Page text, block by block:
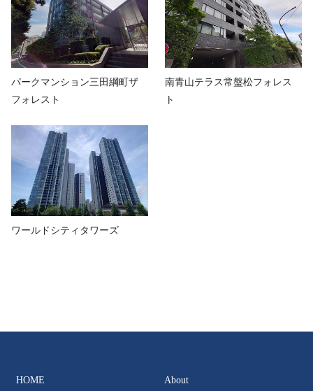
パークマンション三田綱町ザ
フォレスト
南青山テラス常盤松フォレス
ト
ワールドシティタワーズ
HOME
About